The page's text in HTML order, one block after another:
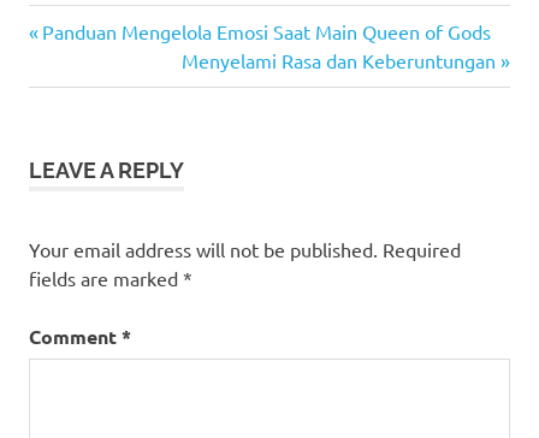
slot
online
Post
navigation
Previous
Panduan Mengelola Emosi Saat Main Queen of Gods
Next
Post:
Menyelami Rasa dan Keberuntungan
LEAVE A REPLY
Your email address will not be published. Required
fields are marked *
Comment*